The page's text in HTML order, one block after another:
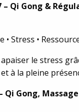
– Qi Gong &
• Stress •
le stress
à la pleine
Qi Gong,